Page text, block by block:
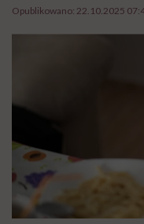
Opublikowano: 22.10.2025